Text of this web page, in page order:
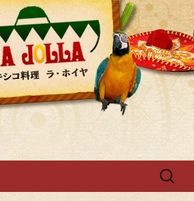
メキシカン「ラ・
のお知らせ
検